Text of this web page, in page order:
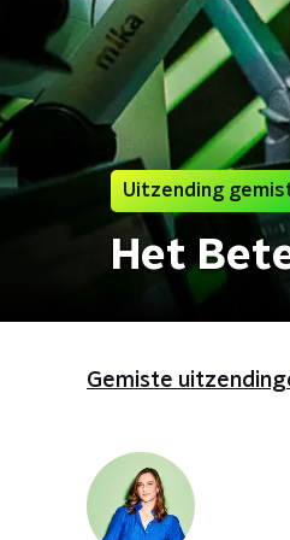
Uitzending
Het
Gemiste